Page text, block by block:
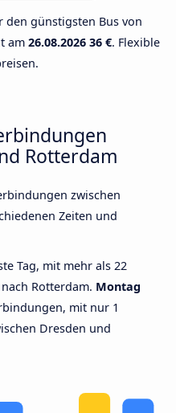
den günstigsten Bus von
am 26.08.2026 36 €. Flexible
Rotterdam
zwischen
Zeiten und
Tag, mit mehr als 22
Rotterdam. Montag
mit nur 1
Dresden und